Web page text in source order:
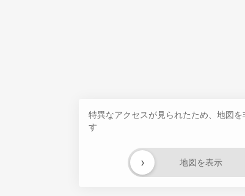
特異なアクセスが見られたため、地図を
す
地図を表示
›